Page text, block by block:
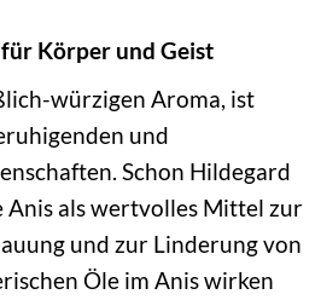
Körper und Geist
würzigen Aroma, ist
und
Schon Hildegard
Anis als wertvolles Mittel zur
und zur Linderung von
Öle im Anis wirken